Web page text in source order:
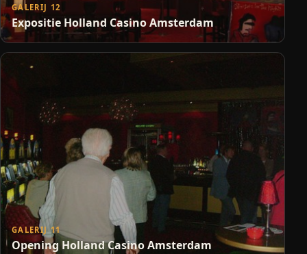
GALERIJ 12
Expositie Holland Casino Amsterdam
GALERIJ 11
Opening Holland Casino Amsterdam